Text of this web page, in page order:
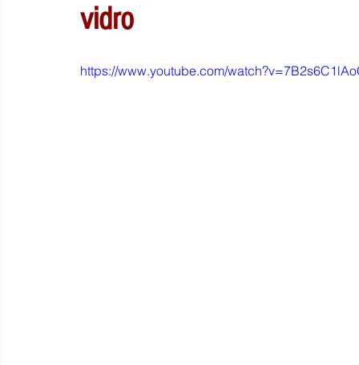
vidro
https://www.youtube.com/